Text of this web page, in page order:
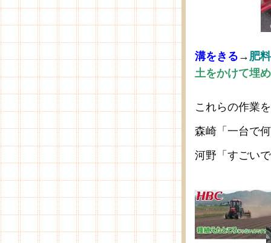
溝をきる → 肥
土をかけて埋
これらの作業
森崎「一台で
河野「すごい